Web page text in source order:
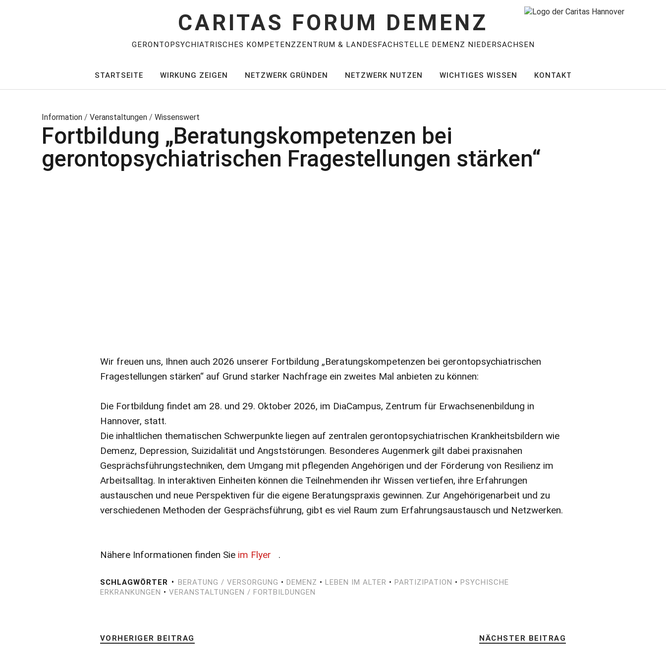
CARITAS FORUM DEMENZ
GERONTOPSYCHIATRISCHES KOMPETENZZENTRUM & LANDESFACHSTELLE DEMENZ NIEDERSACHSEN
STARTSEITE WIRKUNG ZEIGEN NETZWERK GRÜNDEN NETZWERK NUTZEN WICHTIGES WISSEN KONTAKT
Information / Veranstaltungen / Wissenswert
Fortbildung „Beratungskompetenzen bei
gerontopsychiatrischen Fragestellungen stärken“
Wir freuen uns, Ihnen auch 2026 unserer Fortbildung „Beratungskompetenzen bei gerontopsychiatrischen
Fragestellungen stärken“ auf Grund starker Nachfrage ein zweites Mal anbieten zu können:
Die Fortbildung findet am 28. und 29. Oktober 2026, im DiaCampus, Zentrum für Erwachsenenbildung in
Hannover, statt.
Die inhaltlichen thematischen Schwerpunkte liegen auf zentralen gerontopsychiatrischen Krankheitsbildern wie
Demenz, Depression, Suizidalität und Angststörungen. Besonderes Augenmerk gilt dabei praxisnahen
Gesprächsführungstechniken, dem Umgang mit pflegenden Angehörigen und der Förderung von Resilienz im
Arbeitsalltag. In interaktiven Einheiten können die Teilnehmenden ihr Wissen vertiefen, ihre Erfahrungen
austauschen und neue Perspektiven für die eigene Beratungspraxis gewinnen. Zur Angehörigenarbeit und zu
verschiedenen Methoden der Gesprächsführung, gibt es viel Raum zum Erfahrungsaustausch und Netzwerken.
Nähere Informationen finden Sie im Flyer .
SCHLAGWÖRTER BERATUNG / VERSORGUNG • DEMENZ • LEBEN IM ALTER • PARTIZIPATION • PSYCHISCHE
ERKRANKUNGEN • VERANSTALTUNGEN / FORTBILDUNGEN
VORHERIGER BEITRAG NÄCHSTER BEITRAG